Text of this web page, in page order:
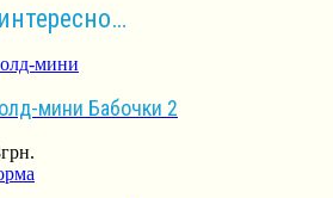
мини Бабочки 2
грн.